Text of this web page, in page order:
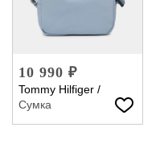
10 990 ₽
Tommy Hilfiger /
Сумка